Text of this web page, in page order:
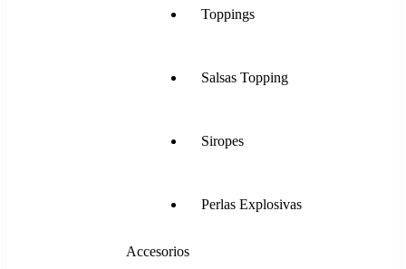
Toppings
Salsas Topping
Siropes
Perlas Explosivas
Accesorios